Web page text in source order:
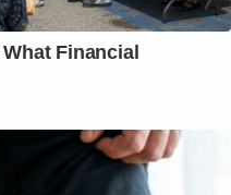
Financial